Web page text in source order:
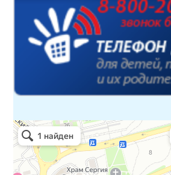
Детская библиотека № 14 Дружбы народов
Библиотека в Севастополе